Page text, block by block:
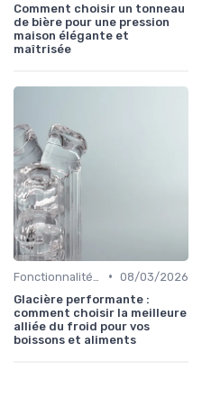
Comment choisir un tonneau
de bière pour une pression
maison élégante et
maîtrisée
• 08/03/2026
Glacière performante :
comment choisir la meilleure
alliée du froid pour vos
boissons et aliments